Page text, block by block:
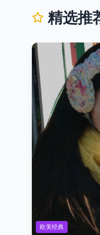
精选推
欧美经典